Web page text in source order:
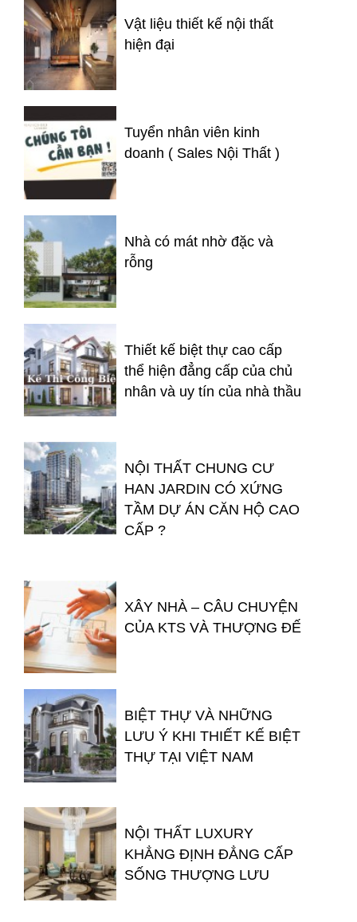
Vật liệu thiết kế nội thất
hiện đại
Tuyển nhân viên kinh
doanh ( Sales Nội Thất )
Nhà có mát nhờ đặc và
rỗng
Thiết kế biệt thự cao cấp
thể hiện đẳng cấp của chủ
nhân và uy tín của nhà thầu
NỘI THẤT CHUNG CƯ
HAN JARDIN CÓ XỨNG
TẦM DỰ ÁN CĂN HỘ CAO
CẤP ?
XÂY NHÀ – CÂU CHUYỆN
CỦA KTS VÀ THƯỢNG ĐẾ
BIỆT THỰ VÀ NHỮNG
LƯU Ý KHI THIẾT KẾ BIỆT
THỰ TẠI VIỆT NAM
NỘI THẤT LUXURY
KHẲNG ĐỊNH ĐẲNG CẤP
SỐNG THƯỢNG LƯU